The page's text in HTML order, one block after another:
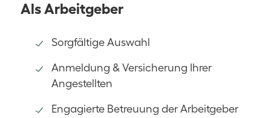
Als Arbeitgeber
Sorgfältige Auswahl
Anmeldung & Versicherung Ihrer
Angestellten
Engagierte Betreuung der Arbeitgeber